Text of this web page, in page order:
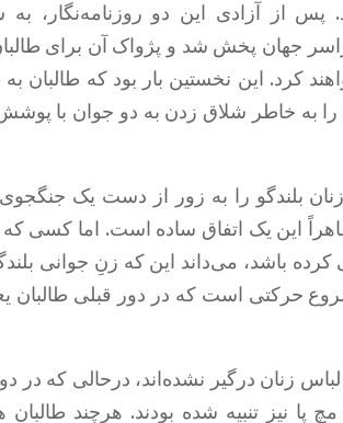
پس از آزادی این دو روزنامه‌نگار،
جهان پخش شد و پژواک آن برای
کرد. این نخستین بار بود که طالبان
به خاطر شلاق زدن به دو جوان با
بلندگو را به ‌زور از دست یک
این یک اتفاق ساده است. اما کسی که
باشد، می‌داند این‌ که زنِ جوانی
زنان درگیر نشده‌اند، درحالی که در
نیز تنبیه شده بودند. هرچند طالبان